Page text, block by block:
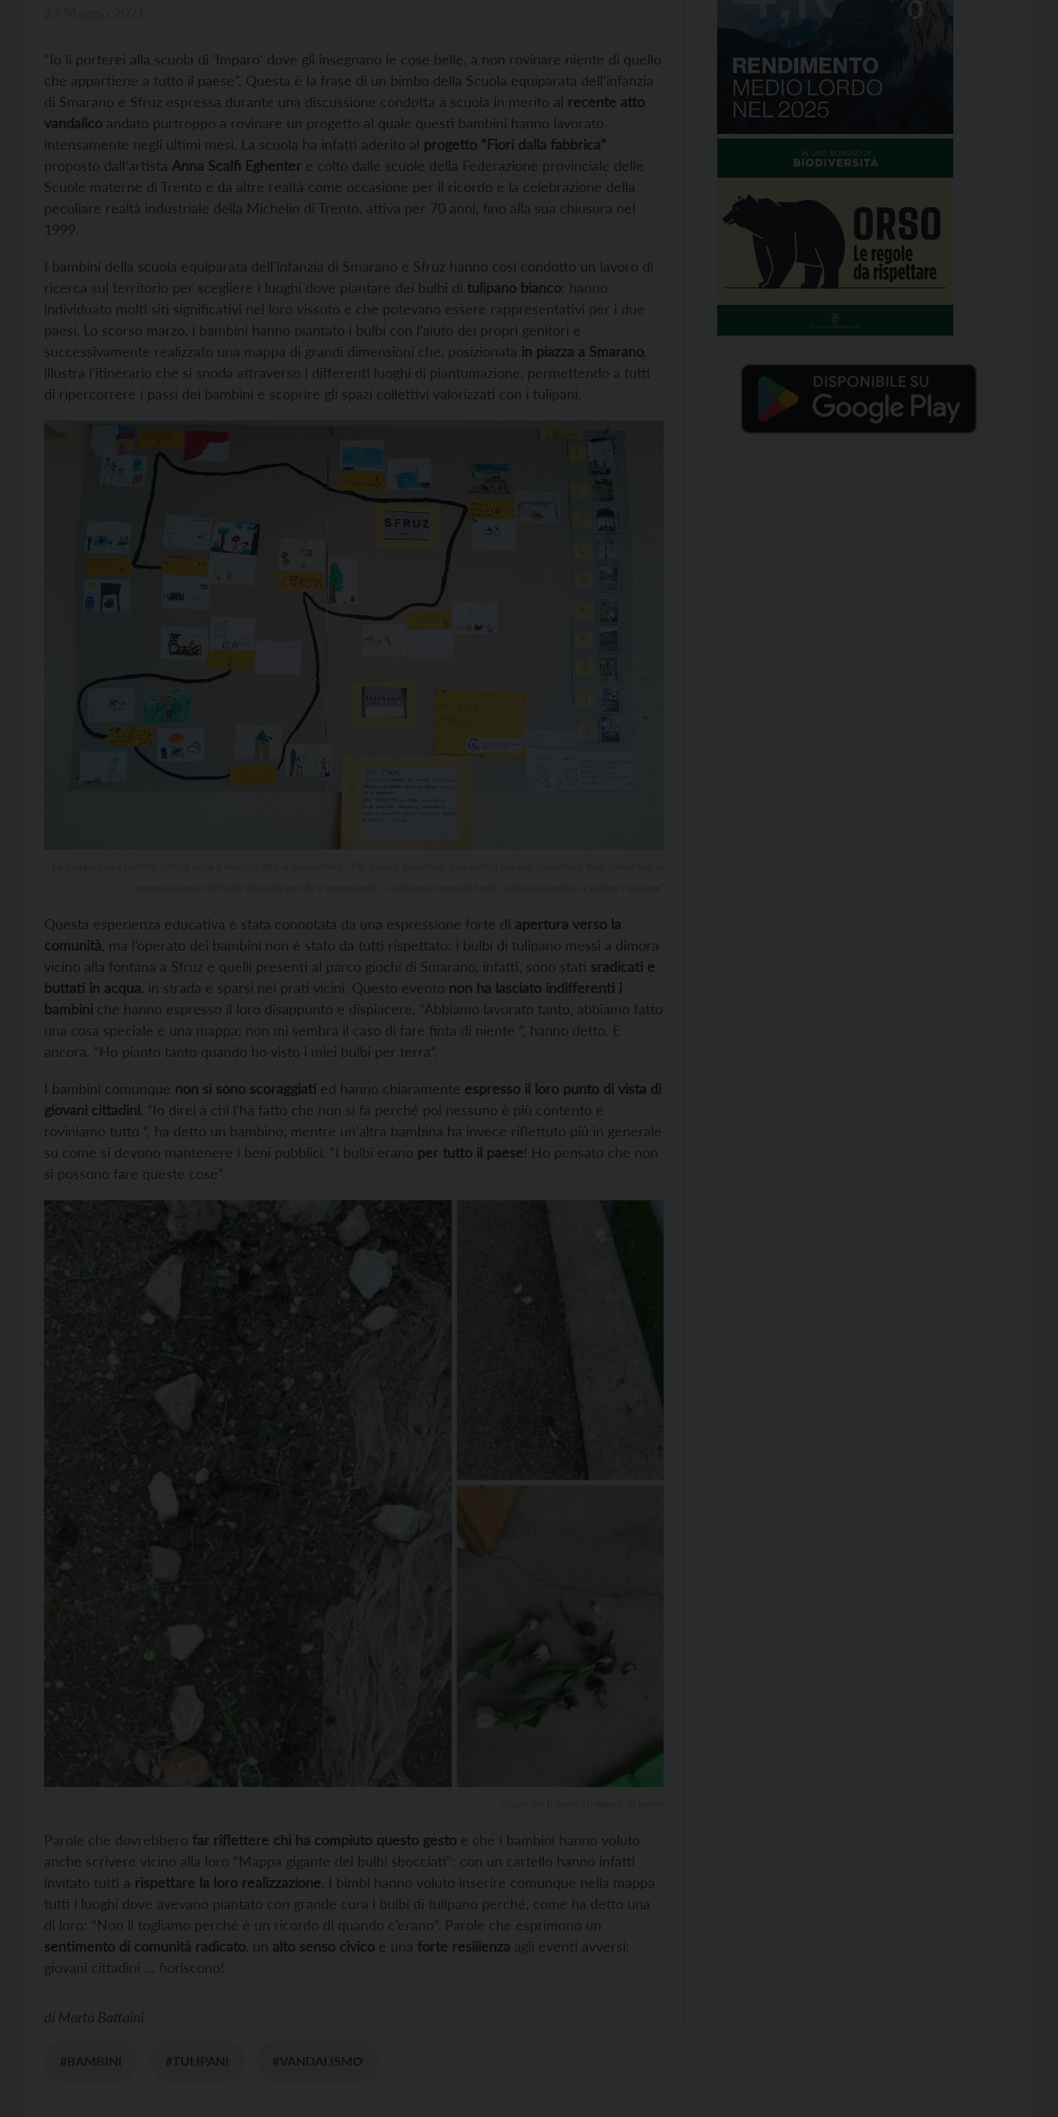
“Io li porterei alla scuola di ‘Imparo’ dove gli insegnano le cose belle, a non rovinare niente di quello
che appartiene a tutto il paese”. Questa è la frase di un bimbo della Scuola equiparata dell’infanzia
di Smarano e Sfruz espressa durante una discussione condotta a scuola in merito al recente atto
vandalico andato purtroppo a rovinare un progetto al quale questi bambini hanno lavorato
intensamente negli ultimi mesi. La scuola ha infatti aderito al progetto “Fiori dalla fabbrica”
proposto dall’artista Anna Scalfi Eghenter e colto dalle scuole della Federazione provinciale delle
Scuole materne di Trento e da altre realtà come occasione per il ricordo e la celebrazione della
peculiare realtà industriale della Michelin di Trento, attiva per 70 anni, fino alla sua chiusura nel
1999.
I bambini della scuola equiparata dell’infanzia di Smarano e Sfruz hanno così condotto un lavoro di
ricerca sul territorio per scegliere i luoghi dove piantare dei bulbi di tulipano bianco: hanno
individuato molti siti significativi nel loro vissuto e che potevano essere rappresentativi per i due
paesi. Lo scorso marzo, i bambini hanno piantato i bulbi con l’aiuto dei propri genitori e
successivamente realizzato una mappa di grandi dimensioni che, posizionata in piazza a Smarano
illustra l’itinerario che si snoda attraverso i differenti luoghi di piantumazione, permettendo a tutti
di ripercorrere i passi dei bambini e scoprire gli spazi collettivi valorizzati con i tulipani.
Questa esperienza educativa è stata connotata da una espressione forte di apertura verso la
comunità , ma l’operato dei bambini non è stato da tutti rispettato: i bulbi di tulipano messi a dimora
vicino alla fontana a Sfruz e quelli presenti al parco giochi di Smarano, infatti, sono stati sradicati e
buttati in acqua , in strada e sparsi nei prati vicini. Questo evento non ha lasciato indifferenti i
bambini che hanno espresso il loro disappunto e dispiacere. “Abbiamo lavorato tanto, abbiamo fatto
una cosa speciale e una mappa; non mi sembra il caso di fare finta di niente “, hanno detto. E
ancora. “Ho pianto tanto quando ho visto i miei bulbi per terra”.
I bambini comunque non si sono scoraggiati ed hanno chiaramente espresso il loro punto di vista di
giovani cittadini. “Io direi a chi l’ha fatto che non si fa perché poi nessuno è più contento e
roviniamo tutto “, ha detto un bambino, mentre un’altra bambina ha invece riflettuto più in generale
su come si devono mantenere i beni pubblici. “I bulbi erano per tutto il paese! Ho pensato che non
si possono fare queste cose”.
Parole che dovrebbero far riflettere chi ha compiuto questo gesto e che i bambini hanno voluto
anche scrivere vicino alla loro “Mappa gigante dei bulbi sbocciati”: con un cartello hanno infatti
invitato tutti a rispettare la loro realizzazione. I bimbi hanno voluto inserire comunque nella mappa
tutti i luoghi dove avevano piantato con grande cura i bulbi di tulipano perché, come ha detto una
di loro: “Non li togliamo perché è un ricordo di quando c’erano”. Parole che esprimono un
sentimento di comunità radicato, un alto senso civico e una forte resilienza agli eventi avversi:
giovani cittadini … fioriscono!
di Marta Battaini
#BAMBINI #TULIPANI #VANDALISMO